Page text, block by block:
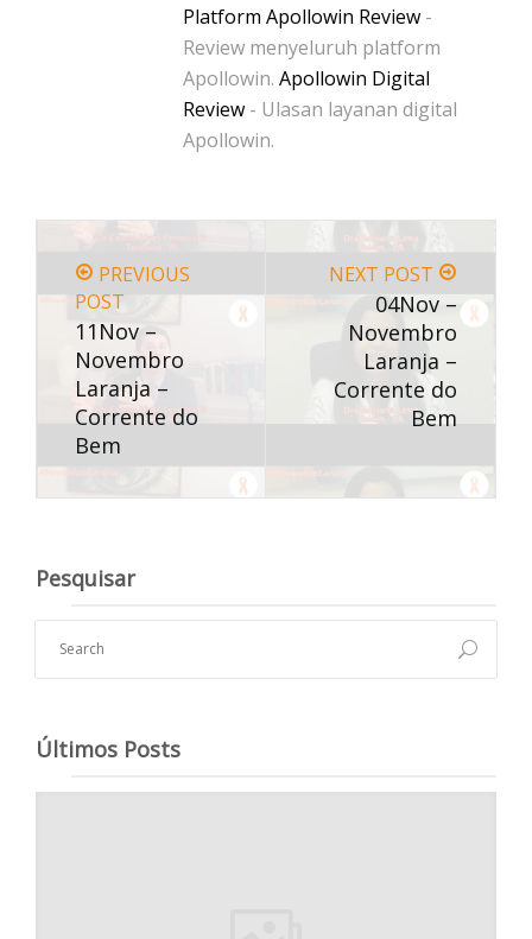
Platform Apollowin Review -
Review menyeluruh platform
Apollowin. Apollowin Digital
Review - Ulasan layanan digital
Apollowin.
PREVIOUS
POST
11Nov –
Novembro
Laranja –
Corrente do
Bem
NEXT POST
04Nov –
Novembro
Laranja –
Corrente do
Bem
Pesquisar
Últimos Posts